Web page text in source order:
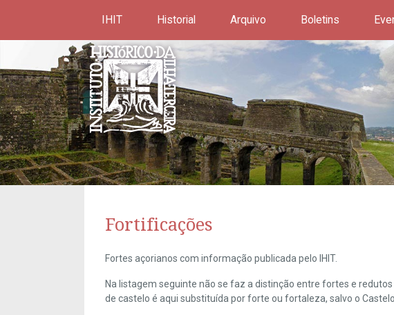
IHIT Historial Arquivo Boletins
Fortificações
Fortes açorianos com informação publicada pelo IHIT.
Na listagem seguinte não se faz a distinção entre fortes e
de castelo é aqui substituída por forte ou fortaleza, salvo o